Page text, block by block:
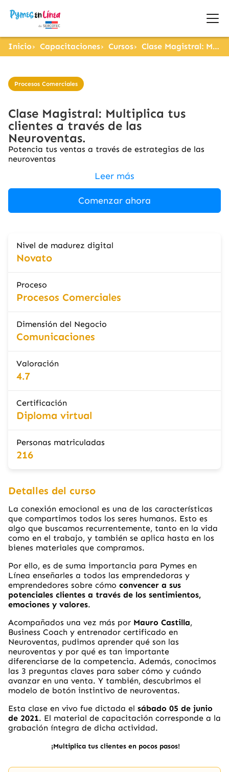
Inicio Capacitaciones Cursos Clase Magistral: Multiplica tus clientes a través de las Neuroventas.
Procesos Comerciales
Clase Magistral: Multiplica tus
clientes a través de las
Neuroventas.
Potencia tus ventas a través de estrategias de las
neuroventas
Leer más
Comenzar ahora
Nivel de madurez digital
Novato
Proceso
Procesos Comerciales
Dimensión del Negocio
Comunicaciones
Valoración
4.7
Certificación
Diploma virtual
Personas matriculadas
216
Detalles del curso
La conexión emocional es una de las características
que compartimos todos los seres humanos. Esto es
algo que buscamos recurrentemente, tanto en la vida
como en el trabajo, y también se aplica hasta en los
bienes materiales que compramos.
Por ello, es de suma importancia para Pymes en
Línea enseñarles a todos las emprendedoras y
emprendedores sobre cómo convencer a sus
potenciales clientes a través de los sentimientos,
emociones y valores.
Acompañados una vez más por Mauro Castilla,
Business Coach y entrenador certificado en
Neuroventas, pudimos aprender qué son las
neuroventas y por qué es tan importante
diferenciarse de la competencia. Además, conocimos
las 3 preguntas claves para saber cómo y cuándo
avanzar en una venta. Y también, descubrimos el
modelo de botón instintivo de neuroventas.
Esta clase en vivo fue dictada el sábado 05 de junio
de 2021. El material de capacitación corresponde a la
grabación íntegra de dicha actividad.
¡Multiplica tus clientes en pocos pasos!